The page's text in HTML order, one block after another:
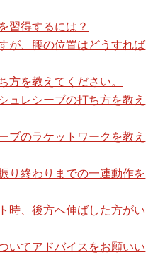
習得するには？
が、腰の位置はどうすれば
方を教えてください。
ュレシーブの打ち方を教え
ブのラケットワークを教え
り終わりまでの一連動作を
時、後方へ伸ばした方がい
いてアドバイスをお願いい